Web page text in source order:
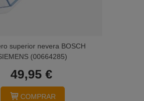
superior nevera BOSCH
(00664285)
49,95 €
COMPRAR